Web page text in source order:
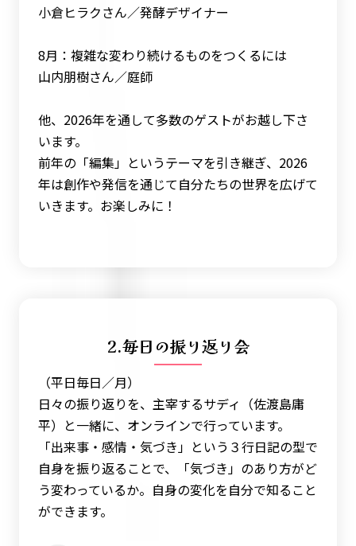
小倉ヒラクさん／発酵デザイナー
8月：複雑な変わり続けるものをつくるには
山内朋樹さん／庭師
他、2026年を通して多数のゲストがお越し下さ
います。
前年の「編集」というテーマを引き継ぎ、2026
年は創作や発信を通じて自分たちの世界を広げて
いきます。お楽しみに！
2.毎日の振り返り会
（平日毎日／月）
日々の振り返りを、主宰するサディ（佐渡島庸
平）と一緒に、オンラインで行っています。
「出来事・感情・気づき」という３行日記の型で
自身を振り返ることで、「気づき」のあり方がど
う変わっているか。自身の変化を自分で知ること
ができます。